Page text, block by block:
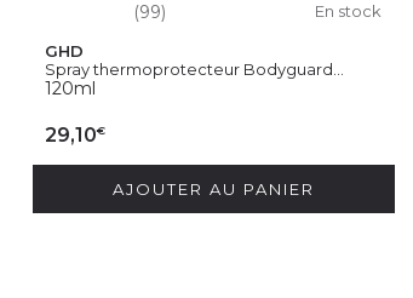
(99) En stock
GHD
Spray thermoprotecteur Bodyguard...
120ml
29,10€
AJOUTER AU PANIER